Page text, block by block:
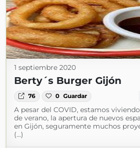
1 septiembre 2020
Berty´s Burger Gijón
76 0 Guardar
A pesar del COVID, estamos
de verano, la apertura de nuevos
en Gijón, seguramente muchos
(...)